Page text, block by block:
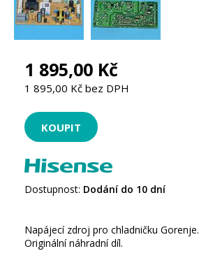
1 895,00 Kč
1 895,00 Kč bez DPH
Dostupnost: Dodání do 10 dní
Napájecí zdroj pro chladničku Gorenje.
Originální náhradní díl.